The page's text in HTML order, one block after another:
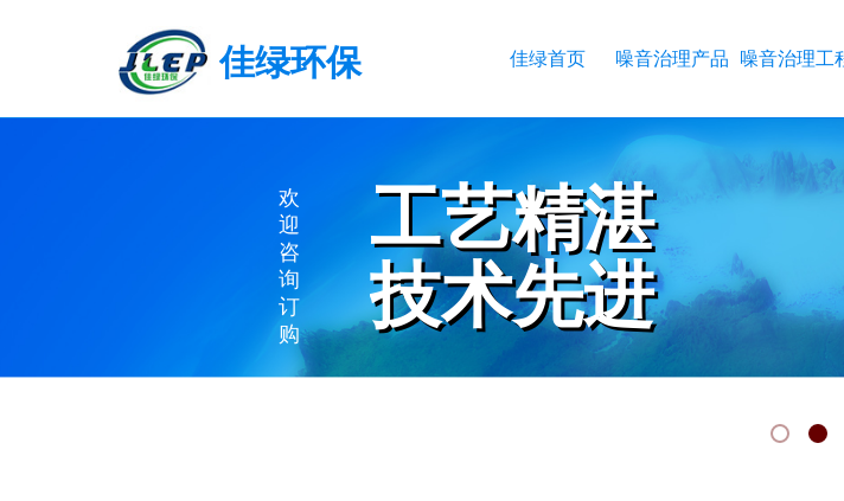
佳绿环保 佳绿首页 噪音治理产品 噪音治理工
工艺精湛
技术先进
欢
迎
咨
询
订
购
工艺精湛
技术先进